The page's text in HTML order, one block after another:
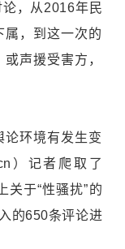
，从2016年民
属，到这一次的
声援受害方，
论环境有发生变
）记者爬取了
关于“性骚扰”的
的650条评论进